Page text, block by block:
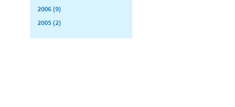
2006 (9)
2005 (2)